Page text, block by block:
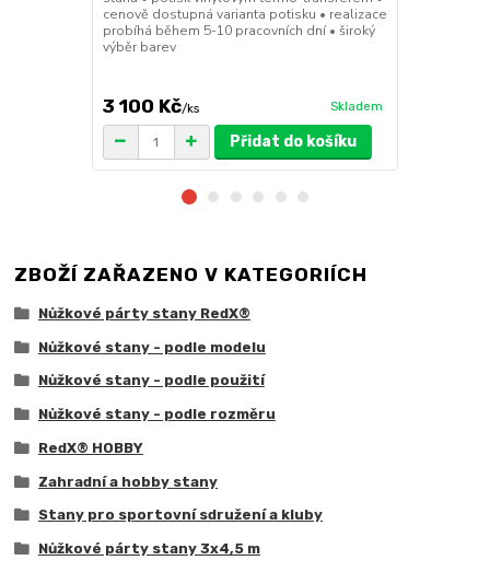
cenově dostupná varianta potisku • realizace
probíhá během 5-10 pracovních dní • široký
výběr barev
3 100 Kč/ks Skladem
Přidat do košíku
ZBOŽÍ ZAŘAZENO V KATEGORIÍCH
Nůžkové párty stany RedX®
Nůžkové stany - podle modelu
Nůžkové stany - podle použití
Nůžkové stany - podle rozměru
RedX® HOBBY
Zahradní a hobby stany
Stany pro sportovní sdružení a kluby
Nůžkové párty stany 3x4,5 m